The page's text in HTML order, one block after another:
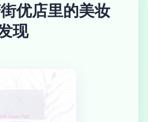
优店里的美妆
现